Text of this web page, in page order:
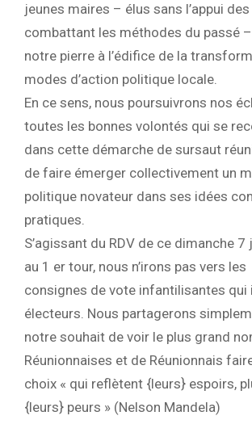
jeunes maires – élus sans l’appui
combattant les méthodes du passé
notre pierre à l’édifice de la
modes d’action politique locale.
En ce sens, nous poursuivrons nos
toutes les bonnes volontés qui se
dans cette démarche de sursaut
de faire émerger collectivement un
politique novateur dans ses idées
pratiques.
S’agissant du RDV de ce dimanche
au 1 er tour, nous n’irons pas vers les
consignes de vote infantilisantes qui
électeurs. Nous partagerons
notre souhait de voir le plus grand
Réunionnaises et de Réunionnais
choix « qui reflètent {leurs} espoirs,
{leurs} peurs » (Nelson Mandela)